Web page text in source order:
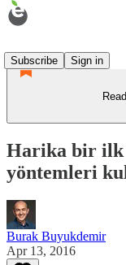
Subscribe
Sign in
Harika bir ilk
yöntemleri
Burak Buyukdemir
Apr 13, 2016